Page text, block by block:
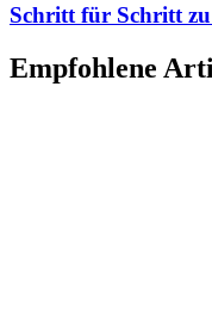
Schritt für Schritt zu
Empfohlene